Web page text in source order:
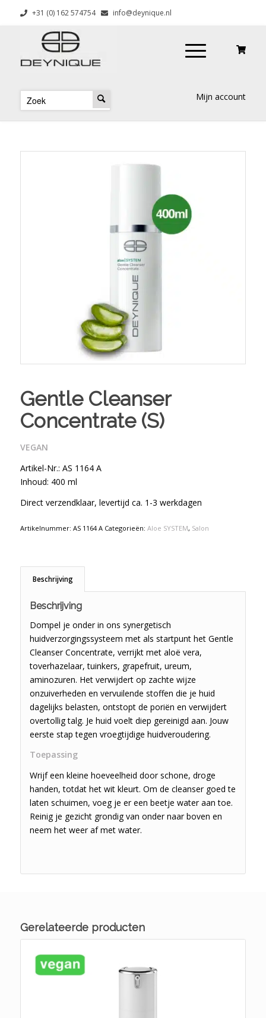
+31 (0) 162 574754 info@deynique.nl
Mijn account
Gentle Cleanser
Concentrate (S)
VEGAN
Artikel-Nr.: AS 1164 A
Inhoud: 400 ml
Direct verzendklaar, levertijd ca. 1-3 werkdagen
Artikelnummer: AS 1164 A Categorieën: Aloe SYSTEM, Salon
Beschrijving
Beschrijving
Dompel je onder in ons synergetisch
huidverzorgingssysteem met als startpunt het Gentle
Cleanser Concentrate, verrijkt met aloë vera,
toverhazelaar, tuinkers, grapefruit, ureum,
aminozuren. Het verwijdert op zachte wijze
onzuiverheden en vervuilende stoffen die je huid
dagelijks belasten, ontstopt de poriën en verwijdert
overtollig talg. Je huid voelt diep gereinigd aan. Jouw
eerste stap tegen vroegtijdige huidveroudering.
Toepassing
Wrijf een kleine hoeveelheid door schone, droge
handen, totdat het wit kleurt. Om de cleanser goed te
laten schuimen, voeg je er een beetje water aan toe.
Reinig je gezicht grondig van onder naar boven en
neem het weer af met water.
Gerelateerde producten